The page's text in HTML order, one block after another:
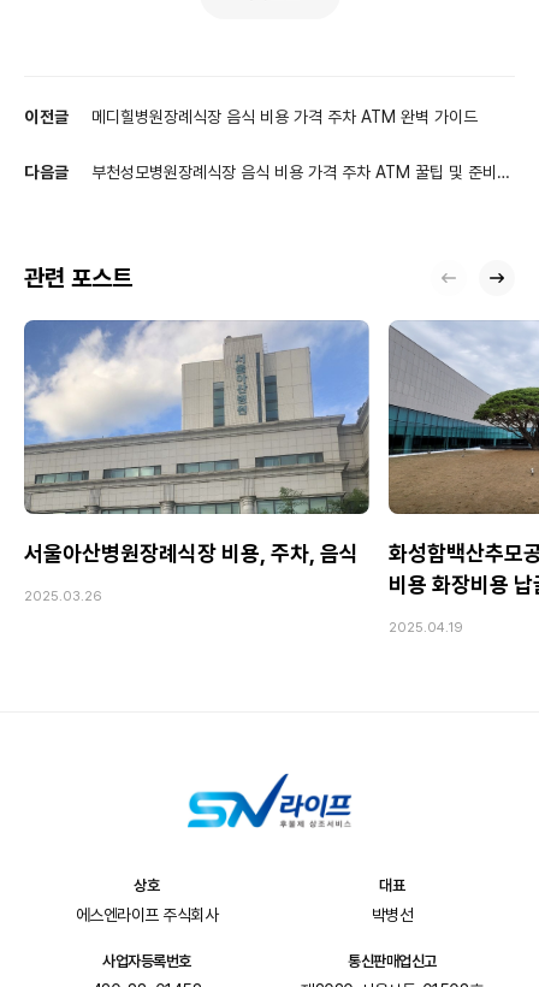
이전글 메디힐병원장례식장 음식 비용 가격 주차 ATM 완벽 가이드
다음글
부천성모병원장례식장 음식 비용 가격 주차 ATM 꿀팁 및 준비
관련 포스트
서울아산병원장례식장 비용, 주차, 음식
2025.03.26
화성함백산추모
비용 화장비용
2025.04.19
상호
에스엔라이프 주식회사
대표
박병선
사업자등록번호 통신판매업신고